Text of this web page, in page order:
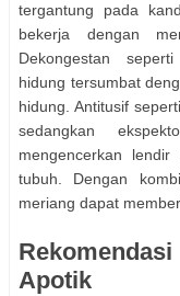
tergantung pada
bekerja dengan
Dekongestan
hidung tersumbat
hidung. Antitusif
sedangkan
mengencerkan
tubuh. Dengan
meriang dapat
Apotik